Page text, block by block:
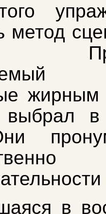
метод
в
в